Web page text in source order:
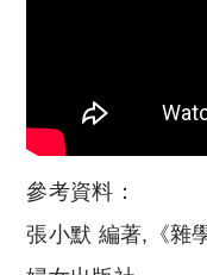
參考資料：
張小默 編著,《雜